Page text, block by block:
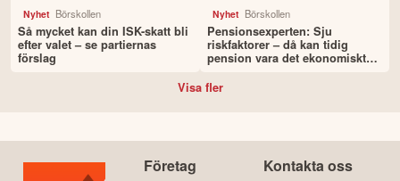
Nyhet Börskollen
Så mycket kan din ISK-skatt bli
efter valet – se partiernas
förslag
Nyhet Börskollen
Pensionsexperten: Sju
riskfaktorer – då kan tidig
pension vara det ekonomiskt
Visa fler
Företag Kontakta oss